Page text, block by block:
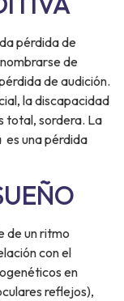
pérdida de
de
de audición.
la discapacidad
total, sordera. La
es una pérdida
de un ritmo
con el
en
reflejos),